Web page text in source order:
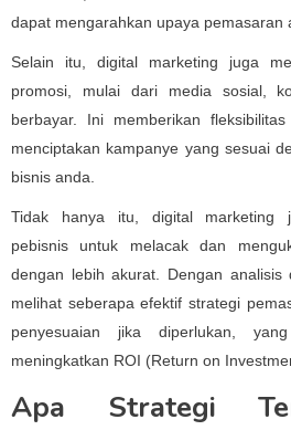
dapat mengarahkan upaya pemasaran
Selain itu, digital marketing juga
promosi, mulai dari media sosial,
berbayar. Ini memberikan
menciptakan kampanye yang sesuai
bisnis anda.
Tidak hanya itu, digital marketing
pebisnis untuk melacak dan
dengan lebih akurat. Dengan
melihat seberapa efektif strategi
penyesuaian jika diperlukan,
meningkatkan ROI (Return on
Apa Strategi